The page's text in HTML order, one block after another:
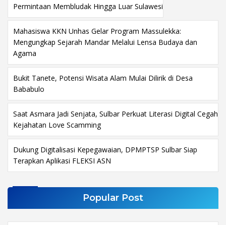
Permintaan Membludak Hingga Luar Sulawesi
Mahasiswa KKN Unhas Gelar Program Massulekka:
Mengungkap Sejarah Mandar Melalui Lensa Budaya dan
Agama
Bukit Tanete, Potensi Wisata Alam Mulai Dilirik di Desa
Bababulo
Saat Asmara Jadi Senjata, Sulbar Perkuat Literasi Digital Cegah
Kejahatan Love Scamming
Dukung Digitalisasi Kepegawaian, DPMPTSP Sulbar Siap
Terapkan Aplikasi FLEKSI ASN
Popular Post